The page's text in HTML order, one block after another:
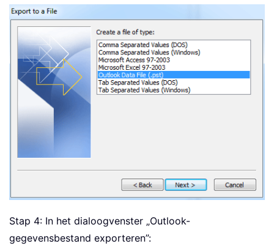
Stap 4: In het dialoogvenster „Outlook-
gegevensbestand exporteren”: